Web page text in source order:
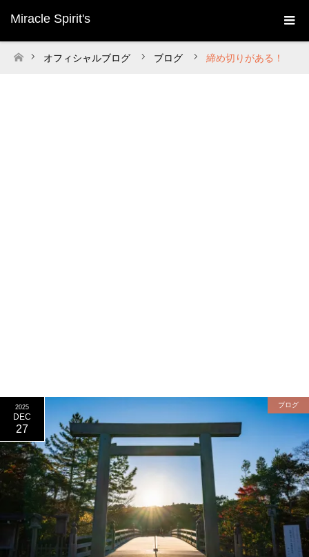
Miracle Spirit's
ホーム
オフィシャルブログ ブログ 締め切りがある！
2025
DEC
27
ブログ